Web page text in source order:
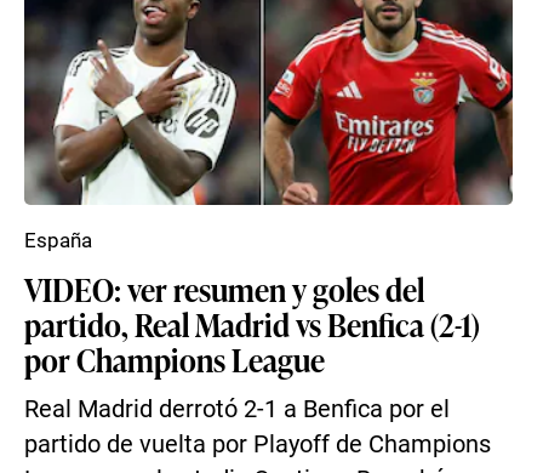
VIDEO: ver resumen y goles del
partido, Real Madrid vs Benfica (2-1)
por Champions League
Real Madrid derrotó 2-1 a Benfica por el
partido de vuelta por Playoff de Champions
España